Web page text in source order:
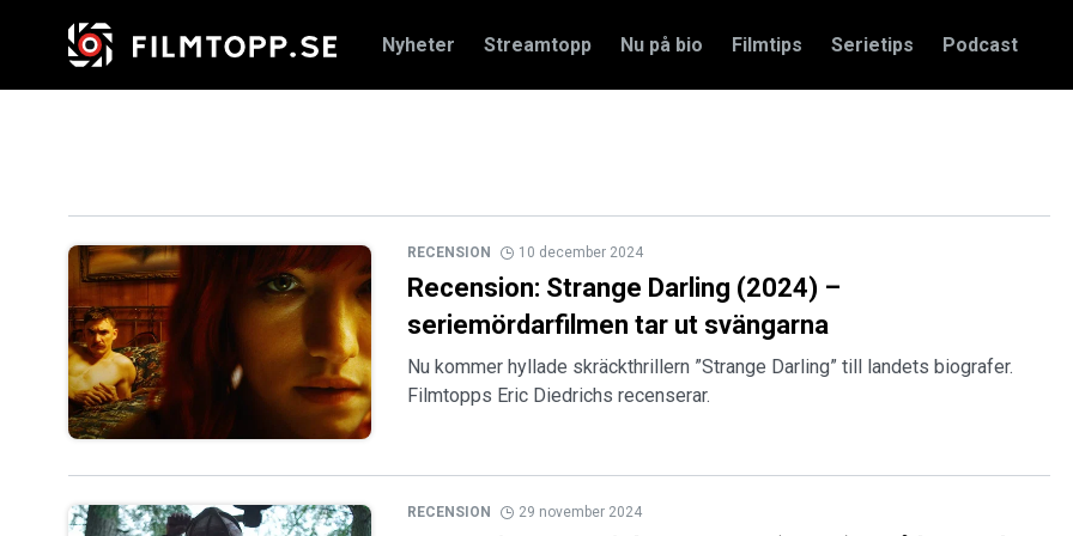
Nyheter Streamtopp Nu på bio Filmtips Serietips Podcast
RECENSION 10 december 2024
Recension: Strange Darling (2024) –
seriemördarfilmen tar ut svängarna
Nu kommer hyllade skräckthrillern ”Strange Darling” till landets biografer.
Filmtopps Eric Diedrichs recenserar.
RECENSION 29 november 2024